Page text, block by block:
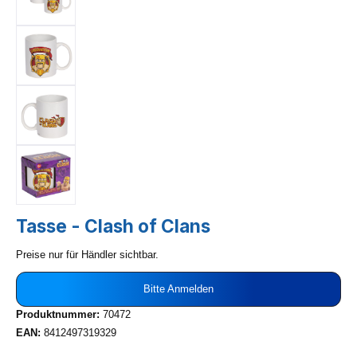
Tasse - Clash of Clans
Preise nur für Händler sichtbar.
Bitte Anmelden
Produktnummer: 70472
EAN: 8412497319329